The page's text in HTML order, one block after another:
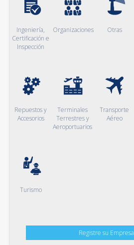
Ingeniería,
Certificación e
Inspección
Organizaciones Otras
Repuestos y
Accesorios
Terminales
Terrestres y
Aeroportuarios
Transporte
Aéreo
Turismo
Registre su Empresa